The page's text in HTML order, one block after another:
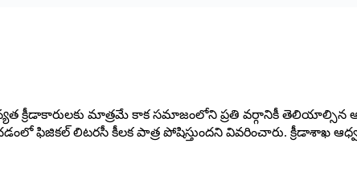
క్రీడాకారులకు మాత్రమే కాక సమాజంలోని ప్రతి వర్గానికీ
ఫిజికల్ లిటరసీ కీలక పాత్ర పోషిస్తుందని వివరించారు. క్రీడాశాఖ